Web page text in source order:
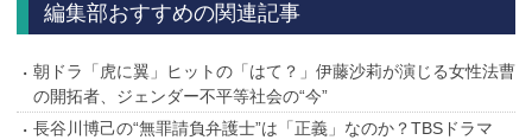
編集部おすすめの関連記事
朝ドラ「虎に翼」ヒットの「はて？」伊藤沙莉が演じる女性法曹
の開拓者、ジェンダー不平等社会の“今”
長谷川博己の“無罪請負弁護士”は「正義」なのか？TBSドラマ